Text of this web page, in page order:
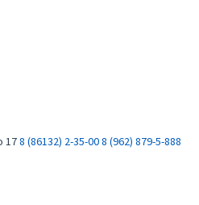
178 (86132) 2-35-008 (962) 879-5-888